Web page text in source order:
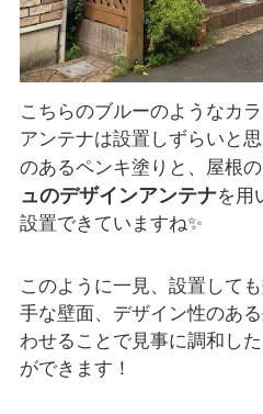
こちらのブルーのようなカ
アンテナは設置しずらいと
のあるペンキ塗りと、屋根
ュのデザインアンテナを用
設置できていますね✨
このように一見、設置して
手な壁面、デザイン性のあ
わせることで見事に調和し
ができます！